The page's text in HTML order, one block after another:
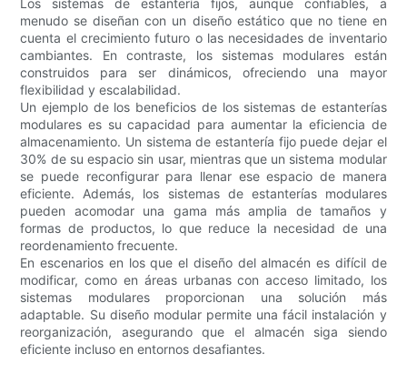
Los sistemas de estantería fijos, aunque confiables, a
menudo se diseñan con un diseño estático que no tiene en
cuenta el crecimiento futuro o las necesidades de inventario
cambiantes. En contraste, los sistemas modulares están
construidos para ser dinámicos, ofreciendo una mayor
flexibilidad y escalabilidad.
Un ejemplo de los beneficios de los sistemas de estanterías
modulares es su capacidad para aumentar la eficiencia de
almacenamiento. Un sistema de estantería fijo puede dejar el
30% de su espacio sin usar, mientras que un sistema modular
se puede reconfigurar para llenar ese espacio de manera
eficiente. Además, los sistemas de estanterías modulares
pueden acomodar una gama más amplia de tamaños y
formas de productos, lo que reduce la necesidad de una
reordenamiento frecuente.
En escenarios en los que el diseño del almacén es difícil de
modificar, como en áreas urbanas con acceso limitado, los
sistemas modulares proporcionan una solución más
adaptable. Su diseño modular permite una fácil instalación y
reorganización, asegurando que el almacén siga siendo
eficiente incluso en entornos desafiantes.